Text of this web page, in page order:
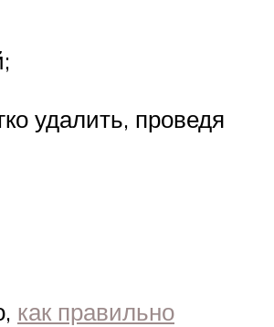
удалить, проведя
как правильно